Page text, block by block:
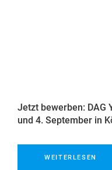
Jetzt bewerben: DAG
und 4. September in
WEITERLESEN